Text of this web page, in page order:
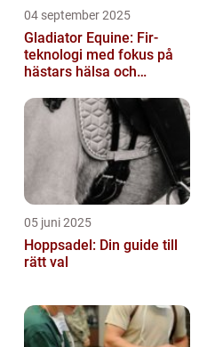
04 september 2025
Gladiator Equine: Fir-
teknologi med fokus på
hästars hälsa och
05 juni 2025
Hoppsadel: Din guide till
rätt val